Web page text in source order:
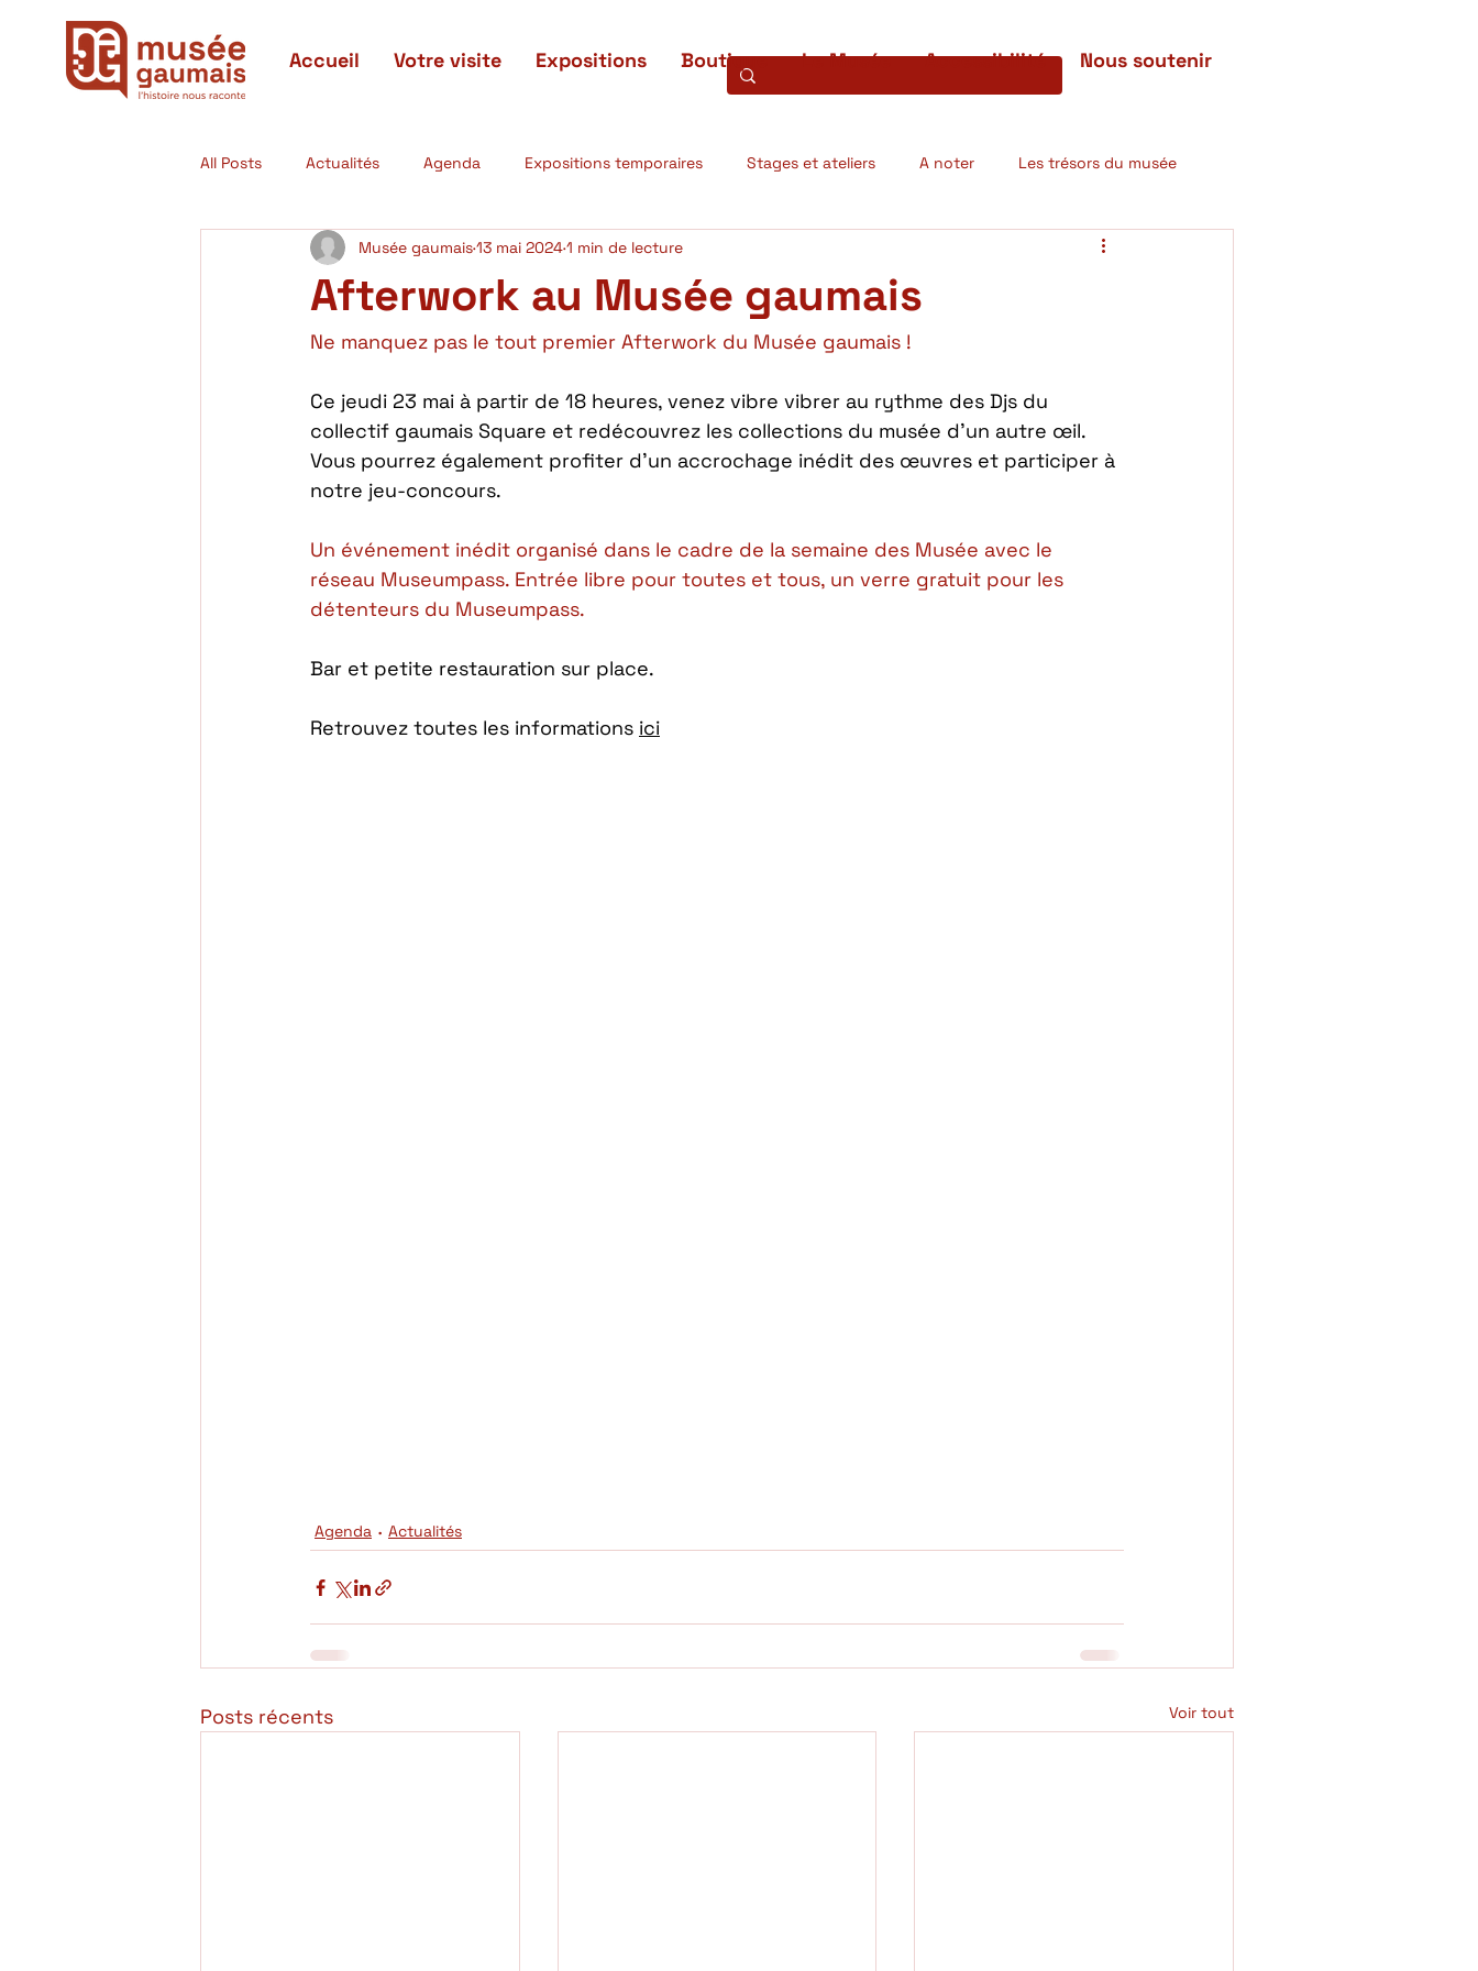
Accueil Votre visite Expositions Boutique Le Musée Accessibilité Nous soutenir
All Posts Actualités Agenda Expositions temporaires Stages et ateliers A noter Les trésors du musée
Actualités passées Expositions terminées Projets scientifiques
Afterwork au Musée gaumais
Musée gaumais13 mai 20241 min de lecture
Ne manquez pas le tout premier Afterwork du Musée gaumais !
Ce jeudi 23 mai à partir de 18 heures, venez vibre vibrer au rythme des Djs du
collectif gaumais Square et redécouvrez les collections du musée d'un autre œil.
Vous pourrez également profiter d'un accrochage inédit des œuvres et participer à
notre jeu-concours.
Un événement inédit organisé dans le cadre de la semaine des Musée avec le
réseau Museumpass. Entrée libre pour toutes et tous, un verre gratuit pour les
détenteurs du Museumpass.
Bar et petite restauration sur place.
Retrouvez toutes les informations ici
Agenda Actualités
Posts récents Voir tout